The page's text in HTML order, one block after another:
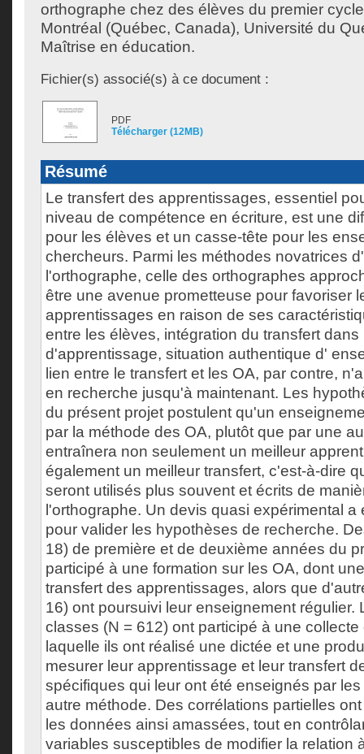
orthographe chez des élèves du premier
Montréal (Québec, Canada), Université du
Maîtrise en éducation.
Fichier(s) associé(s) à ce document :
PDF
Télécharger (12MB)
Résumé
Le transfert des apprentissages, essentiel
niveau de compétence en écriture, est une
pour les élèves et un casse-tête pour les
chercheurs. Parmi les méthodes novatrices
l'orthographe, celle des orthographes
être une avenue prometteuse pour favoriser
apprentissages en raison de ses
entre les élèves, intégration du transfert
d'apprentissage, situation authentique d'
lien entre le transfert et les OA, par contre,
en recherche jusqu'à maintenant. Les
du présent projet postulent qu'un
par la méthode des OA, plutôt que par une
entraînera non seulement un meilleur
également un meilleur transfert, c'est-à-dire
seront utilisés plus souvent et écrits de
l'orthographe. Un devis quasi expérimental a
pour valider les hypothèses de recherche.
18) de première et de deuxième années du
participé à une formation sur les OA, dont
transfert des apprentissages, alors que
16) ont poursuivi leur enseignement régulier.
classes (N = 612) ont participé à une
laquelle ils ont réalisé une dictée et une
mesurer leur apprentissage et leur transfert
spécifiques qui leur ont été enseignés par
autre méthode. Des corrélations partielles
les données ainsi amassées, tout en
variables susceptibles de modifier la relation